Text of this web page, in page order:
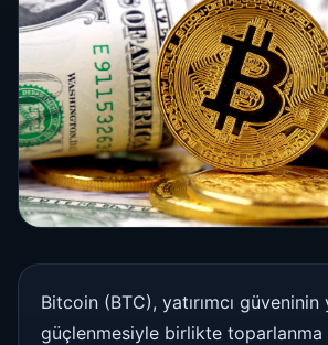
Bitcoin (BTC), yatırımcı güveninin
güçlenmesiyle birlikte toparlanma